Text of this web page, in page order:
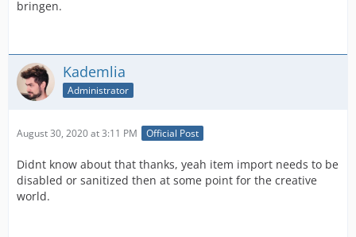
bringen.
Kademlia
Administrator
August 30, 2020 at 3:11 PM Official Post
Didnt know about that thanks, yeah item import needs to be
disabled or sanitized then at some point for the creative
world.